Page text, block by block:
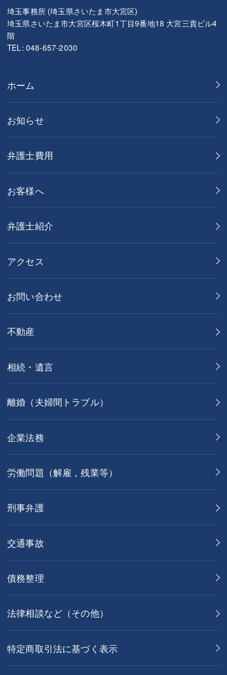
埼玉事務所 (埼玉県さいたま市大宮区)
埼玉県さいたま市大宮区桜木町1丁目9番地18 大宮三貴ビル4
階
TEL: 048-657-2030
ホーム
お知らせ
弁護士費用
お客様へ
弁護士紹介
アクセス
お問い合わせ
不動産
相続・遺言
離婚（夫婦間トラブル）
企業法務
労働問題（解雇，残業等）
刑事弁護
交通事故
債務整理
法律相談など（その他）
特定商取引法に基づく表示